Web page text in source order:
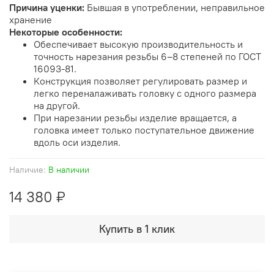
Наличие: В наличии
14 380 ₽
Купить в 1 клик
Причина уценки: Бывшая в употреблении, неправильное
хранение
Некоторые особенности:
Обеспечивает высокую производительность и
точность нарезания резьбы 6–8 степеней по ГОСТ
16093-81.
Конструкция позволяет регулировать размер и
легко переналаживать головку с одного размера
на другой.
При нарезании резьбы изделие вращается, а
головка имеет только поступательное движение
вдоль оси изделия.